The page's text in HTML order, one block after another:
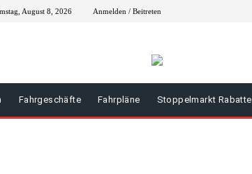
August 8, 2026 Anmelden / Beitreten
Fahrgeschäfte Fahrpläne Stoppelmarkt Rabatte